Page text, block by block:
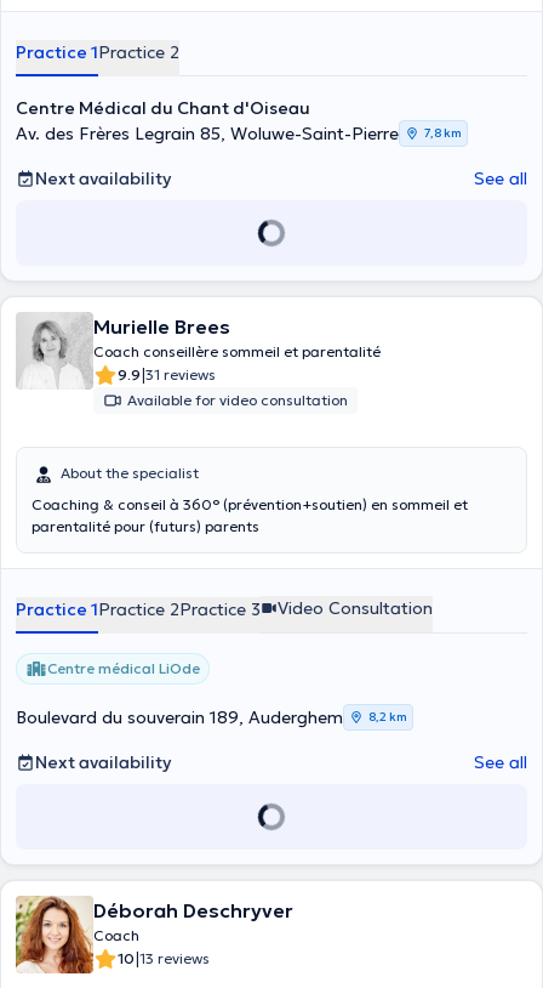
Practice 1Practice 2
Centre Médical du Chant d'Oiseau
Av. des Frères Legrain 85, Woluwe-Saint-Pierre
7,8 km
Next availability See all
Murielle Brees
Coach conseillère sommeil et parentalité
9.9|31 reviews
Available for video consultation
About the specialist
Coaching & conseil à 360° (prévention+soutien) en sommeil et
parentalité pour (futurs) parents
Practice 1Practice 2Practice 3 Video Consultation
Centre médical LiOde
Boulevard du souverain 189, Auderghem 8,2 km
Next availability See all
Déborah Deschryver
Coach
10|13 reviews